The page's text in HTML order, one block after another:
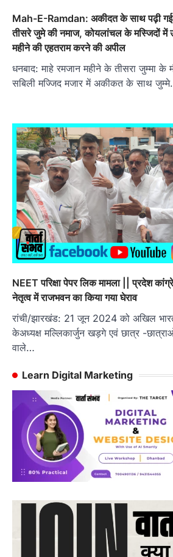
Mah-E-Ramdan: अकीदत के साथ पढ़ी
तीसरे जुमे की नमाज, कोयलांचल के मस्जिदों में
महीने की एहतराम करने की अपील
धनबाद: माहे रमजान महीने के तीसरा जुम्मा के
सबिली मज्जिद मजार में अकीकत के साथ
NEET परिक्षा पेपर लिक मामला || प्रदेश
नेतृत्व में राजभवन का किया गया घेराव
रांची/झारखंड: 21 जून 2024 को अखिल
केअध्यक्ष मल्लिकार्जुन खड़गे एवं छात्र -
वाले…
Learn Digital Marketing